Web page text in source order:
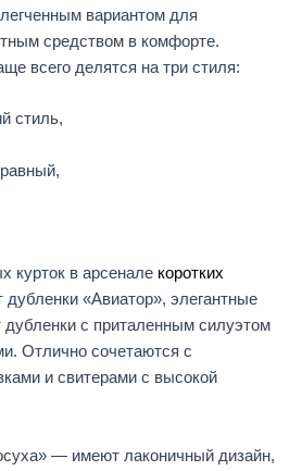
вариантом для
средством в комфорте.
всего делятся на три стиля:
стиль,
курток в арсенале коротких
дубленки «Авиатор», элегантные
с приталенным силуэтом
Отлично сочетаются с
и свитерами с высокой
— имеют лаконичный дизайн,